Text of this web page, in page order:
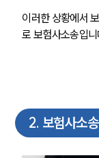
이러한 상황에서
로 보험사소송입니
2. 보험사소